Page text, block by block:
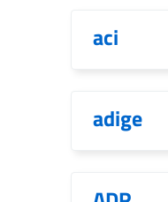
aci
adige